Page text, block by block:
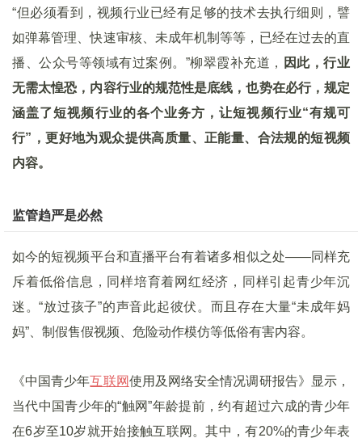
“但必须看到，视频行业已经有足够的技术去执行细则，譬
如弹幕管理、快速审核、未成年机制等等，已经在过去的直
播、公众号等领域有过案例。”柳翠霞补充道，
因此，行业
无需太惶恐，内容行业的规范性是底线，也势在必行，规定
涵盖了短视频行业的各个业务方，让短视频行业“有规可
行”，更好地为观众提供高质量、正能量、合法规的短视频
内容。
监管趋严是必然
如今的短视频平台和直播平台有着诸多相似之处——同样充
斥着低俗信息，同样培育着网红经济，同样引起青少年沉
迷。“放过孩子”的声音此起彼伏。而且存在大量“未成年妈
妈”、制假售假视频、危险动作模仿等低俗有害内容。
《中国青少年互联网使用及网络安全情况调研报告》显示，
当代中国青少年的“触网”年龄提前，约有超过六成的青少年
在6岁至10岁就开始接触互联网。其中，有20%的青少年表